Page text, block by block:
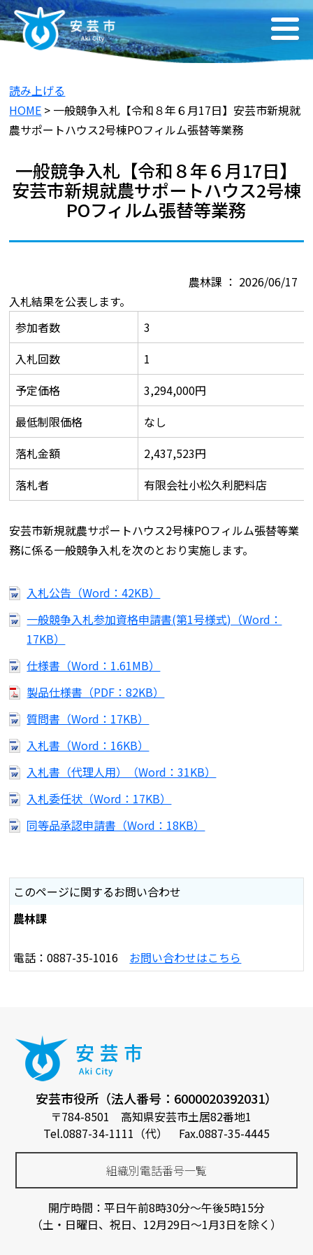
読み上げる
HOME > 一般競争入札【令和８年６月17日】安芸市新規就
農サポートハウス2号棟POフィルム張替等業務
一般競争入札【令和８年６月17日】
安芸市新規就農サポートハウス2号棟
POフィルム張替等業務
農林課 ： 2026/06/17
入札結果を公表します。
参加者数
3
入札回数
1
予定価格
3,294,000円
最低制限価格
なし
落札金額
2,437,523円
落札者
有限会社小松久利肥料店
安芸市新規就農サポートハウス2号棟POフィルム張替等業
務に係る一般競争入札を次のとおり実施します。
入札公告（Word：42KB）
一般競争入札参加資格申請書(第1号様式)（Word：
17KB）
仕様書（Word：1.61MB）
製品仕様書（PDF：82KB）
質問書（Word：17KB）
入札書（Word：16KB）
入札書（代理人用）（Word：31KB）
入札委任状（Word：17KB）
同等品承認申請書（Word：18KB）
このページに関するお問い合わせ
農林課
電話：0887-35-1016 お問い合わせはこちら
安芸市役所（法人番号：6000020392031）
〒784-8501 高知県安芸市土居82番地1
Tel.0887-34-1111（代） Fax.0887-35-4445
組織別電話番号一覧
開庁時間：平日午前8時30分～午後5時15分
（土・日曜日、祝日、12月29日～1月3日を除く）